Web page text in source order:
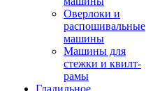
Оверлоки и
распошивальные
машины
Машины для
стежки и квилт-
рамы
Гладильное